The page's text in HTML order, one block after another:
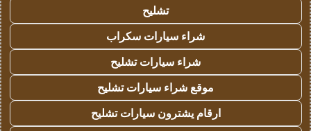
تشليح
شراء سيارات سكراب
شراء سيارات تشليح
موقع شراء سيارات تشليح
ارقام يشترون سيارات تشليح